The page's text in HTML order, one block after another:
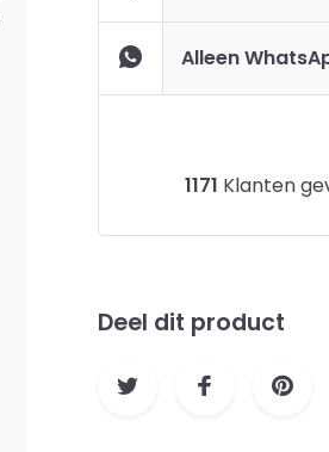
Alleen
1171 Klanten
Deel dit product